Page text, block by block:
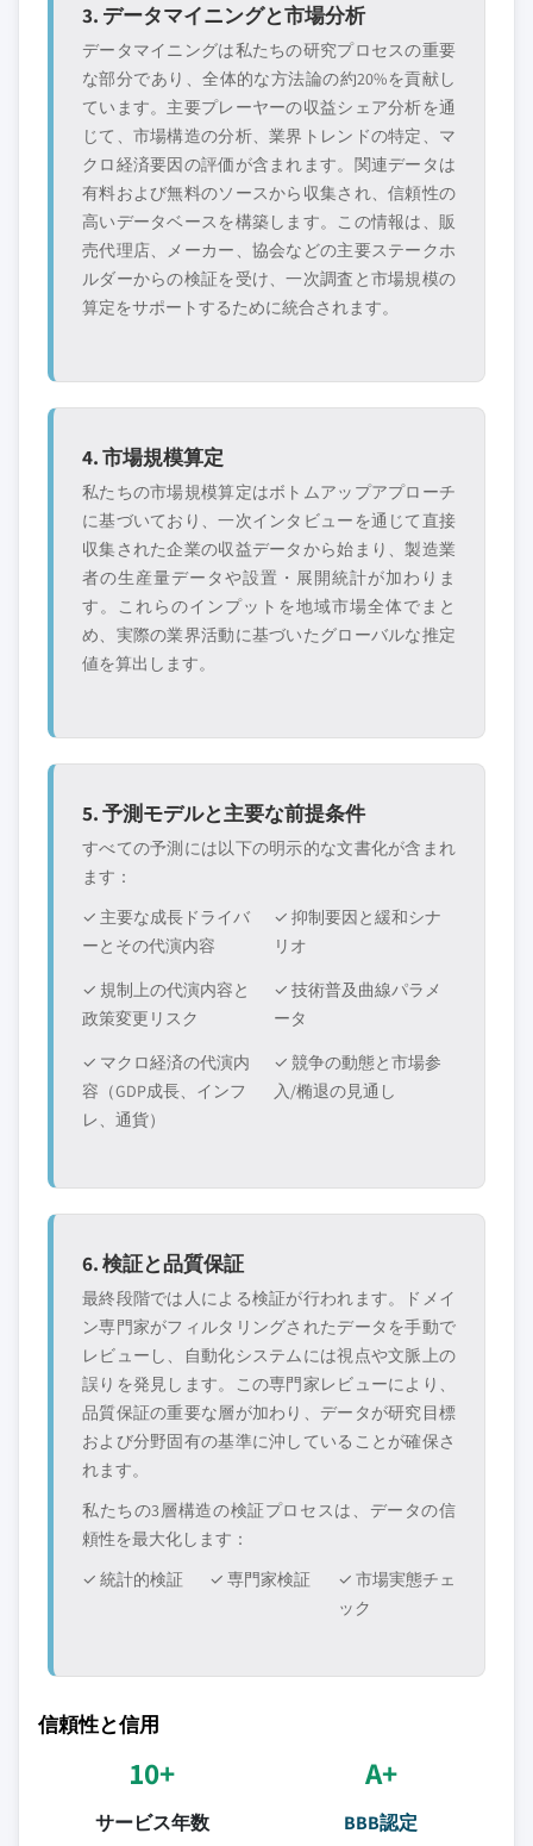
3. データマイニングと市場分析
データマイニングは私たちの研究プロセスの重要
な部分であり、全体的な方法論の約20%を貢献し
ています。主要プレーヤーの収益シェア分析を通
じて、市場構造の分析、業界トレンドの特定、マ
クロ経済要因の評価が含まれます。関連データは
有料および無料のソースから収集され、信頼性の
高いデータベースを構築します。この情報は、販
売代理店、メーカー、協会などの主要ステークホ
ルダーからの検証を受け、一次調査と市場規模の
算定をサポートするために統合されます。
4. 市場規模算定
私たちの市場規模算定はボトムアップアプローチ
に基づいており、一次インタビューを通じて直接
収集された企業の収益データから始まり、製造業
者の生産量データや設置・展開統計が加わりま
す。これらのインプットを地域市場全体でまと
め、実際の業界活動に基づいたグローバルな推定
値を算出します。
5. 予測モデルと主要な前提条件
すべての予測には以下の明示的な文書化が含まれ
ます：
✓ 主要な成長ドライバ
ーとその代演内容
✓ 抑制要因と緩和シナ
リオ
✓ 規制上の代演内容と
政策変更リスク
✓ 技術普及曲線パラメ
ータ
✓ マクロ経済の代演内
容（GDP成長、インフ
レ、通貨）
✓ 競争の動態と市場参
入/椭退の見通し
6. 検証と品質保証
最終段階では人による検証が行われます。ドメイ
ン専門家がフィルタリングされたデータを手動で
レビューし、自動化システムには視点や文脈上の
誤りを発見します。この専門家レビューにより、
品質保証の重要な層が加わり、データが研究目標
および分野固有の基準に沖していることが確保さ
れます。
私たちの3層構造の検証プロセスは、データの信
頼性を最大化します：
✓ 統計的検証
✓ 専門家検証
✓ 市場実態チェ
ック
信頼性と信用
10+
サービス年数
A+
BBB認定